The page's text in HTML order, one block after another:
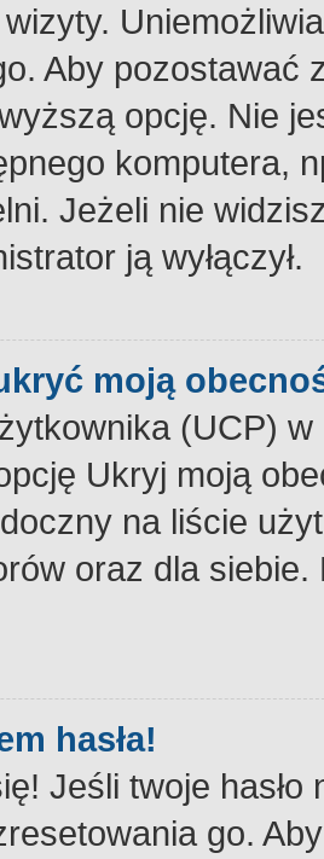
Aby pozostawać
opcję. Nie
komputera,
Jeżeli nie
ją wyłączył.
moją
(UCP) w
Ukryj moją
na liście
oraz dla
hasła!
Jeśli twoje
go.